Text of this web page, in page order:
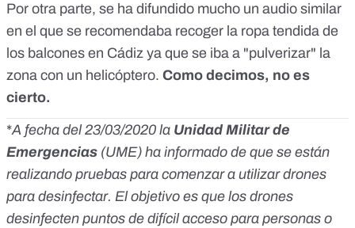
Por otra parte, se ha difundido mucho un audio similar
en el que se recomendaba recoger la ropa tendida de
los balcones en Cádiz ya que se iba a "pulverizar" la
zona con un helicóptero. Como decimos, no es
cierto.
*A fecha del 23/03/2020 la Unidad Militar de
Emergencias (UME) ha informado de que se están
realizando pruebas para comenzar a utilizar drones
para desinfectar. El objetivo es que los drones
desinfecten puntos de difícil acceso para personas o